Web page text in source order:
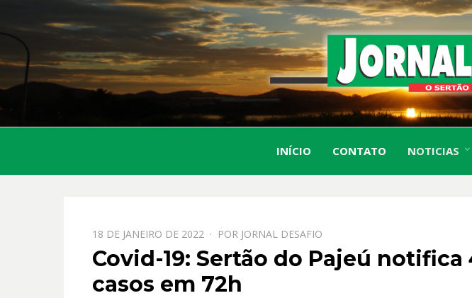
INÍCIO CONTATO NOTICIAS
PPOSTADO
EM
18 DE JANEIRO DE 2022 POR JORNAL DESAFIO
Covid-19: Sertão do Pajeú notifica
casos em 72h